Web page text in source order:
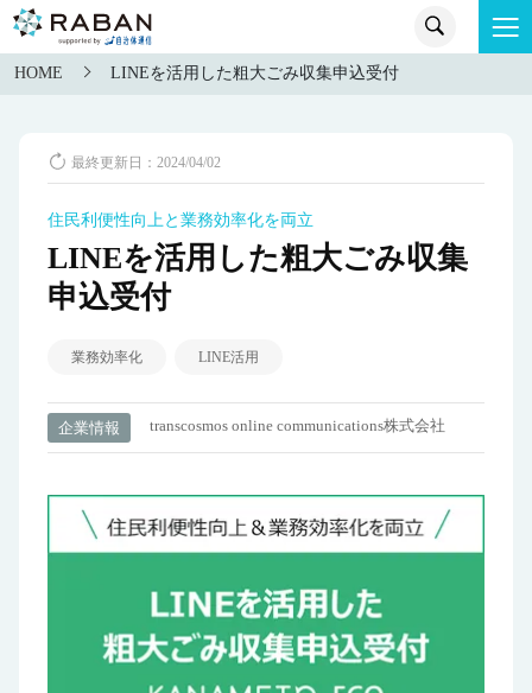
HOME LINEを活用した粗大ごみ収集申込受付
最終更新日：2024/04/02
住民利便性向上と業務効率化を両立
LINEを活用した粗大ごみ収集
申込受付
業務効率化 LINE活用
企業情報 transcosmos online communications株式会社